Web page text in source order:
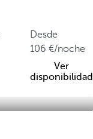
Desde
106
/noche
Ver
disponibilidad